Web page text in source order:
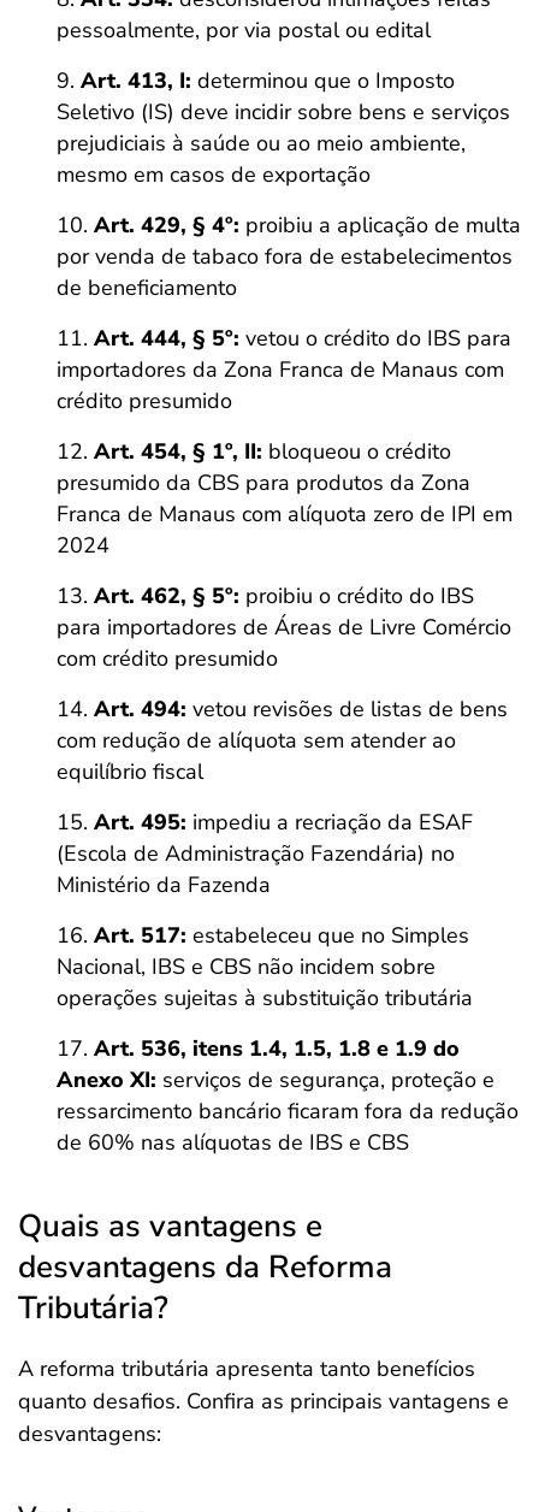
pessoalmente, por via postal ou edital
Art. 413, I: determinou que o Imposto
Seletivo (IS) deve incidir sobre bens e serviços
prejudiciais à saúde ou ao meio ambiente,
mesmo em casos de exportação
Art. 429, § 4º: proibiu a aplicação de multa
por venda de tabaco fora de estabelecimentos
de beneficiamento
Art. 444, § 5º: vetou o crédito do IBS para
importadores da Zona Franca de Manaus com
crédito presumido
Art. 454, § 1º, II: bloqueou o crédito
presumido da CBS para produtos da Zona
Franca de Manaus com alíquota zero de IPI em
2024
Art. 462, § 5º: proibiu o crédito do IBS
para importadores de Áreas de Livre Comércio
com crédito presumido
Art. 494: vetou revisões de listas de bens
com redução de alíquota sem atender ao
equilíbrio fiscal
Art. 495: impediu a recriação da ESAF
(Escola de Administração Fazendária) no
Ministério da Fazenda
Art. 517: estabeleceu que no Simples
Nacional, IBS e CBS não incidem sobre
operações sujeitas à substituição tributária
Art. 536, itens 1.4, 1.5, 1.8 e 1.9 do
Anexo XI: serviços de segurança, proteção e
ressarcimento bancário ficaram fora da redução
de 60% nas alíquotas de IBS e CBS
Quais as vantagens e
desvantagens da Reforma
Tributária?
A reforma tributária apresenta tanto benefícios
quanto desafios. Confira as principais vantagens e
desvantagens: